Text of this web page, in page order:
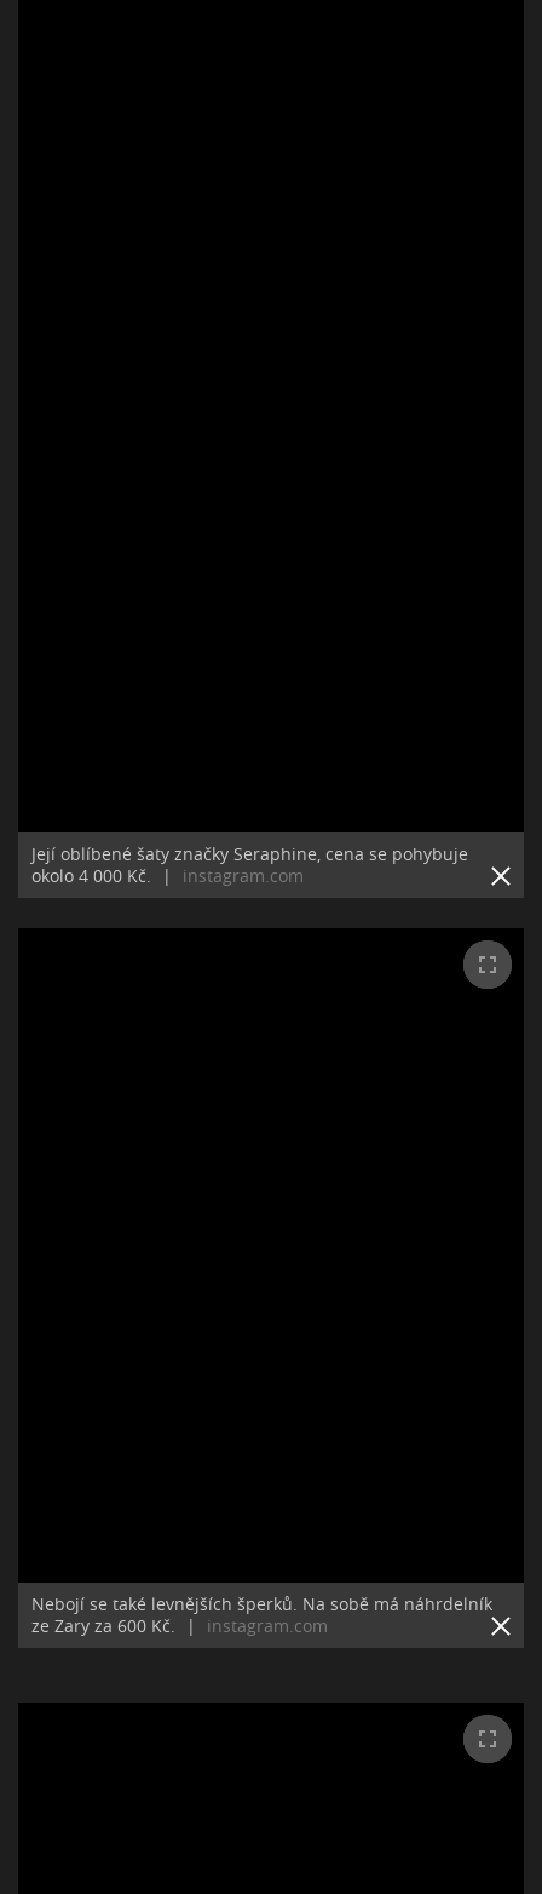
Její oblíbené šaty značky Seraphine, cena se pohybuje
okolo 4 000 Kč.
| instagram.com
Nebojí se také levnějších šperků. Na sobě má náhrdelník
ze Zary za 600 Kč.
| instagram.com